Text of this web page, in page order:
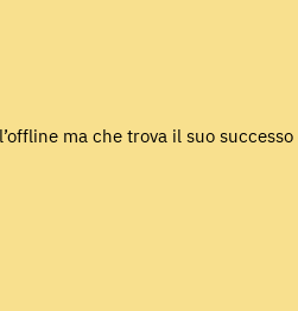
ma che trova il suo